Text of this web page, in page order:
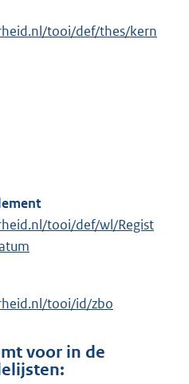
tooi/def/thes/kern
tooi/def/wl/Regist
tooi/id/zbo
voor in de